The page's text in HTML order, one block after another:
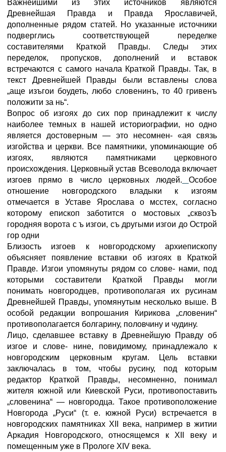
Важнейшими из этих источников являются
Древнейшая Правда и Правда Ярославичей,
дополненные рядом статей. Но указанные источники
подверглись соответствующей переделке
составителями Краткой Правды. Следы этих
переделок, пропусков, дополнений и вставок
встречаются с самого начала Краткой Правды. Так, в
текст Древнейшей Правды были вставлены слова
„аще изъгои боудеть, любо словенинъ, то 40 гривенъ
положити за нь“.
Вопрос об изгоях до сих пор принадлежит к числу
наиболее темных в нашей историографии, но одно
является достоверным — это несомнен- «ая связь
изгойства и церкви. Все памятники, упоминающие об
изгоях, являются памятниками церковного
происхождения. Церковный устав Всеволода включает
изгоев прямо в число церковных людей.
Особое
отношение новгородского владыки к изгоям
отмечается в Уставе Ярослава о мсстех, согласно
которому епископ заботится о мостовых „сквозЪ
городняя ворота с ъ изгои, съ другыми изгои до Острой
гор одни
Близость изгоев к новгородскому архиепископу
объясняет появление вставки об изгоях в Краткой
Правде. Изгои упомянуты рядом со слове- нами, под
которыми составители Краткой Правды могли
понимать новгородцев, противополагая их русинам
Древнейшей Правды, упомянутым несколько выше. В
особой редакции вопрошания Кирикова „словенин“
противополагается болгарину, половчину и чудину.
Лицо, сделавшее вставку в Древнейшую Правду об
изгое и слове- нине, повидимому, принадлежало к
новгородским церковным кругам. Цель вставки
заключалась в том, чтобы русину, под которым
редактор Краткой Правды, несомненно, понимал
жителя южной или Киевской Руси, противопоставить
„словенина“ — новгородца. Такое противоположение
Новгорода „Руси“ (т. е. южной Руси) встречается в
новгородских памятниках XII века, например в житии
Аркадия Новгородского, относящемся к XII веку и
помещенным уже в Прологе XIV века.